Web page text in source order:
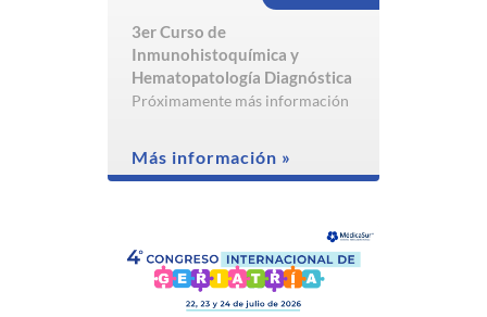
3er Curso de
Inmunohistoquímica y
Hematopatología Diagnóstica
Próximamente más información
Más información »